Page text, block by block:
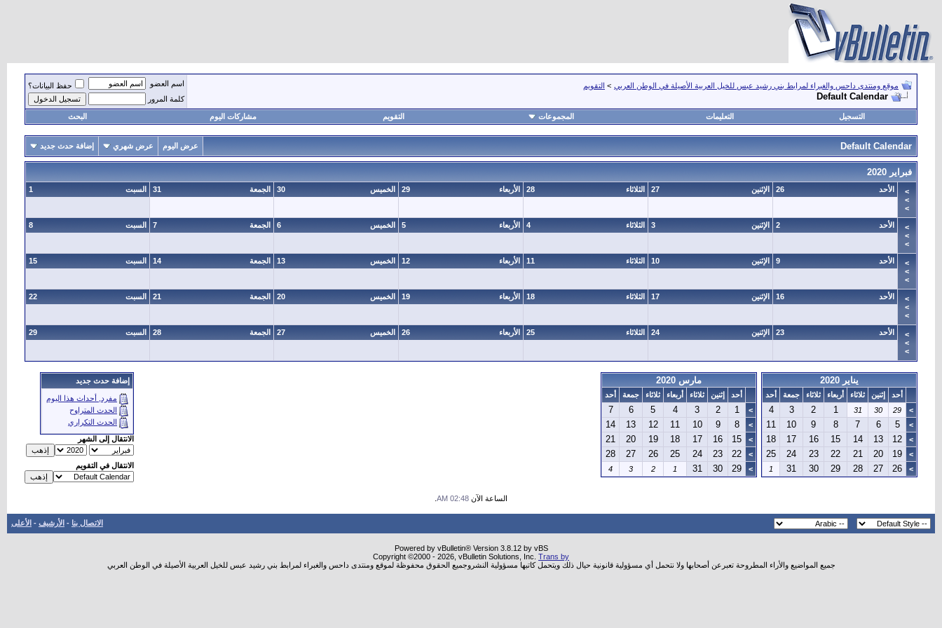
موقع ومنتدى داحس والغبراء لمرابط بني رشيد عبس للخيل العربية الأصيلة في الوطن العربي > التقويم
Default Calendar
اسم العضو
حفظ البيانات؟
كلمة المرور
التسجيل التعليمات المجموعات التقويم مشاركات اليوم البحث
Default Calendar عرض اليوم عرض شهري إضافة حدث جديد
فبراير 2020
>
>
>
26 الأحد 27 الإثنين 28 الثلاثاء 29 الأربعاء 30 الخميس 31 الجمعة 1 السبت
>
>
>
2 الأحد 3 الإثنين 4 الثلاثاء 5 الأربعاء 6 الخميس 7 الجمعة 8 السبت
>
>
>
9 الأحد 10 الإثنين 11 الثلاثاء 12 الأربعاء 13 الخميس 14 الجمعة 15 السبت
>
>
>
16 الأحد 17 الإثنين 18 الثلاثاء 19 الأربعاء 20 الخميس 21 الجمعة 22 السبت
>
>
>
23 الأحد 24 الإثنين 25 الثلاثاء 26 الأربعاء 27 الخميس 28 الجمعة 29 السبت
يناير 2020
أحد إثنين ثلاثاء أربعاء ثلاثاء جمعة
أحد
>
29
30
31
1
2
3
4
>
5
6
7
8
9
10
11
>
12
13
14
15
16
17
18
>
19
20
21
22
23
24
25
>
26
27
28
29
30
31
1
مارس 2020
أحد إثنين ثلاثاء أربعاء ثلاثاء جمعة
أحد
>
1
2
3
4
5
6
7
>
8
9
10
11
12
13
14
>
15
16
17
18
19
20
21
>
22
23
24
25
26
27
28
>
29
30
31
1
2
3
4
إضافة حدث جديد
مفرد, أحداث هذا اليوم
الحدث المتراوح
الحدث التكراري
الانتقال إلى الشهر
الانتقال في التقويم
الساعة الآن 02:48 AM
الاتصال بنا - الأرشيف - الأعلى
Powered by vBulletin® Version 3.8.12 by vBS
Copyright ©2000 - 2026, vBulletin Solutions, Inc. Trans by
جميع المواضيع والأراء المطروحة تعبرعن أصحابها ولا نتحمل أي مسؤولية قانونية حيال ذلك ويتحمل كاتبها مسؤولية النشروجميع الحقوق محفوظة لموقع ومنتدى داحس والغبراء لمرابط بني رشيد عبس للخيل العربية الأصيلة في الوطن العربي